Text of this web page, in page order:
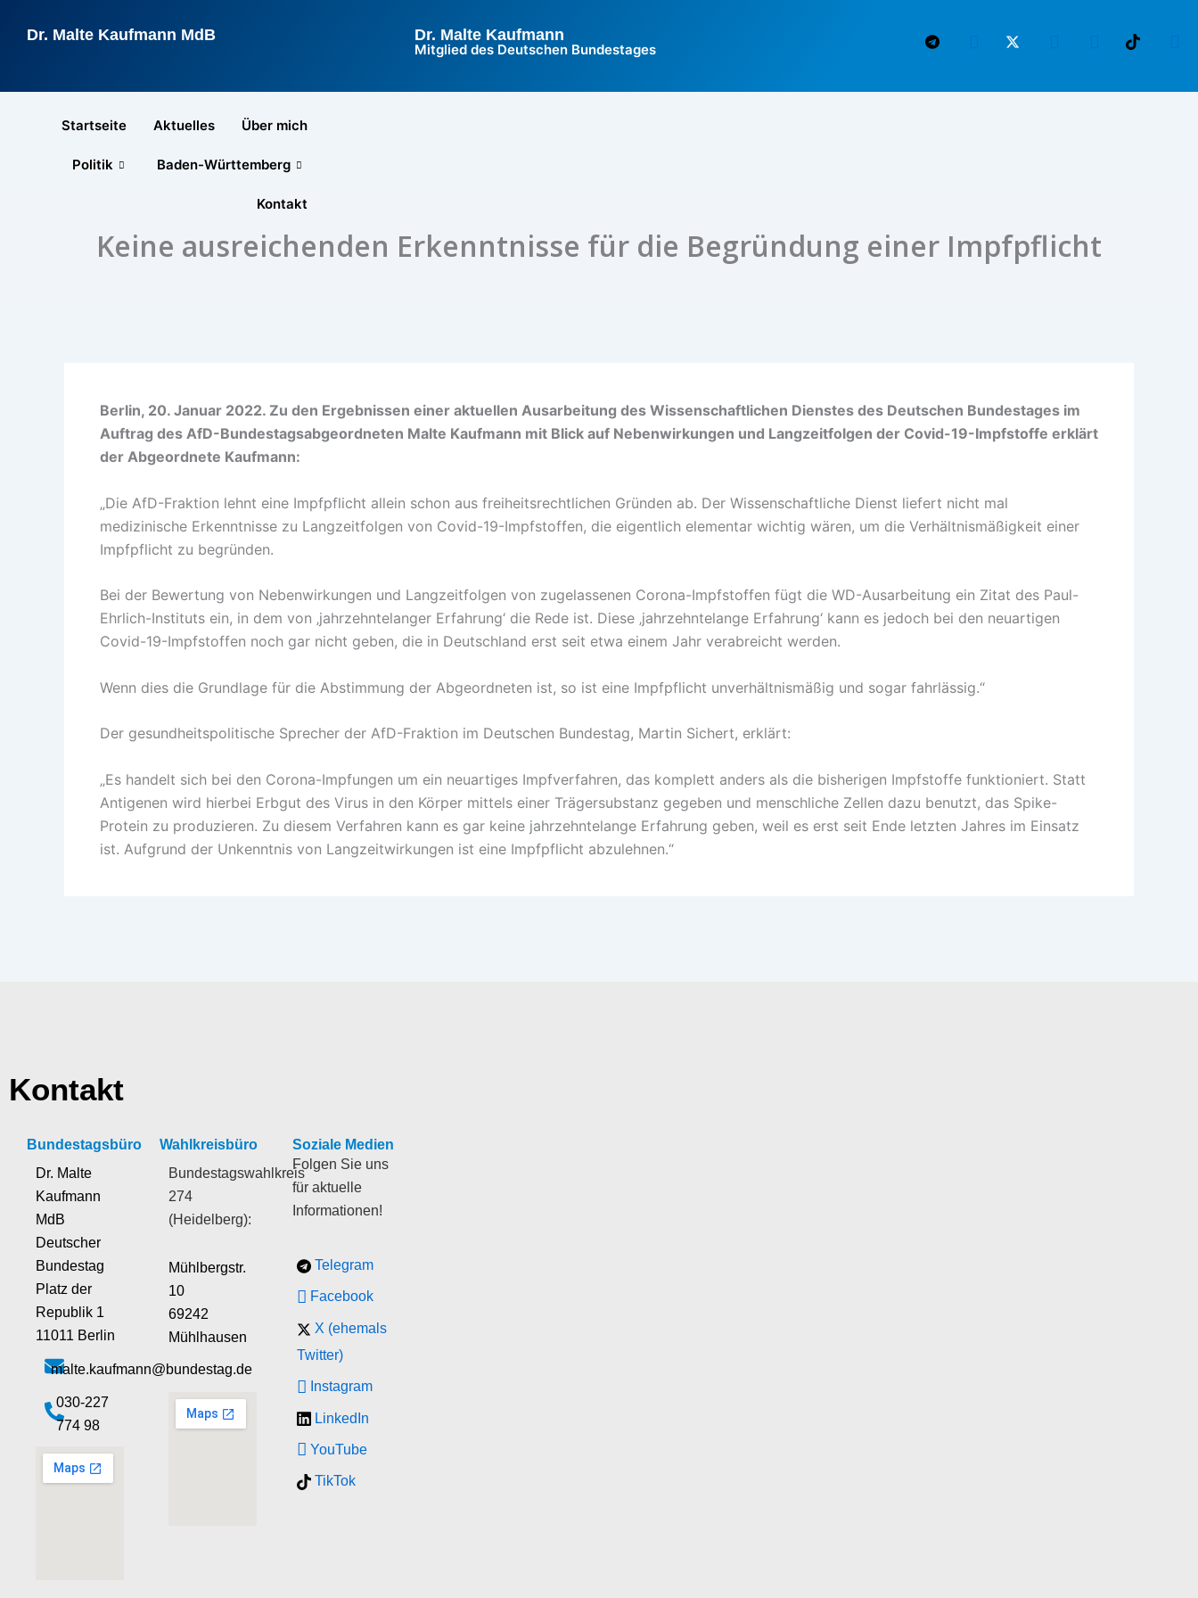
InhaltDr. Malte Kaufmann MdB Dr. Malte Kaufmann
Mitglied des Deutschen Bundestages
Startseite Aktuelles Über mich
Politik Baden-Württemberg
Kontakt
Keine ausreichenden Erkenntnisse für die Begründung einer Impfpflicht
Berlin, 20. Januar 2022. Zu den Ergebnissen einer aktuellen Ausarbeitung des Wissenschaftlichen Dienstes des Deutschen Bundestages im
Auftrag des AfD-Bundestagsabgeordneten Malte Kaufmann mit Blick auf Nebenwirkungen und Langzeitfolgen der Covid-19-Impfstoffe erklärt
der Abgeordnete Kaufmann:
„Die AfD-Fraktion lehnt eine Impfpflicht allein schon aus freiheitsrechtlichen Gründen ab. Der Wissenschaftliche Dienst liefert nicht mal
medizinische Erkenntnisse zu Langzeitfolgen von Covid-19-Impfstoffen, die eigentlich elementar wichtig wären, um die Verhältnismäßigkeit einer
Impfpflicht zu begründen.
Bei der Bewertung von Nebenwirkungen und Langzeitfolgen von zugelassenen Corona-Impfstoffen fügt die WD-Ausarbeitung ein Zitat des Paul-
Ehrlich-Instituts ein, in dem von ‚jahrzehntelanger Erfahrung‘ die Rede ist. Diese ‚jahrzehntelange Erfahrung‘ kann es jedoch bei den neuartigen
Covid-19-Impfstoffen noch gar nicht geben, die in Deutschland erst seit etwa einem Jahr verabreicht werden.
Wenn dies die Grundlage für die Abstimmung der Abgeordneten ist, so ist eine Impfpflicht unverhältnismäßig und sogar fahrlässig.“
Der gesundheitspolitische Sprecher der AfD-Fraktion im Deutschen Bundestag, Martin Sichert, erklärt:
„Es handelt sich bei den Corona-Impfungen um ein neuartiges Impfverfahren, das komplett anders als die bisherigen Impfstoffe funktioniert. Statt
Antigenen wird hierbei Erbgut des Virus in den Körper mittels einer Trägersubstanz gegeben und menschliche Zellen dazu benutzt, das Spike-
Protein zu produzieren. Zu diesem Verfahren kann es gar keine jahrzehntelange Erfahrung geben, weil es erst seit Ende letzten Jahres im Einsatz
ist. Aufgrund der Unkenntnis von Langzeitwirkungen ist eine Impfpflicht abzulehnen.“
Kontakt
Bundestagsbüro
Dr. Malte
Kaufmann
MdB
Deutscher
Bundestag
Platz der
Republik 1
11011 Berlin
malte.kaufmann@bundestag.de
‭030-227
774 98‬
Wahlkreisbüro
Bundestagswahlkreis
274
(Heidelberg):
Mühlbergstr.
10
69242
Mühlhausen
Soziale Medien
Folgen Sie uns
für aktuelle
Informationen!
Telegram
Facebook
X (ehemals
Twitter)
Instagram
LinkedIn
YouTube
TikTok